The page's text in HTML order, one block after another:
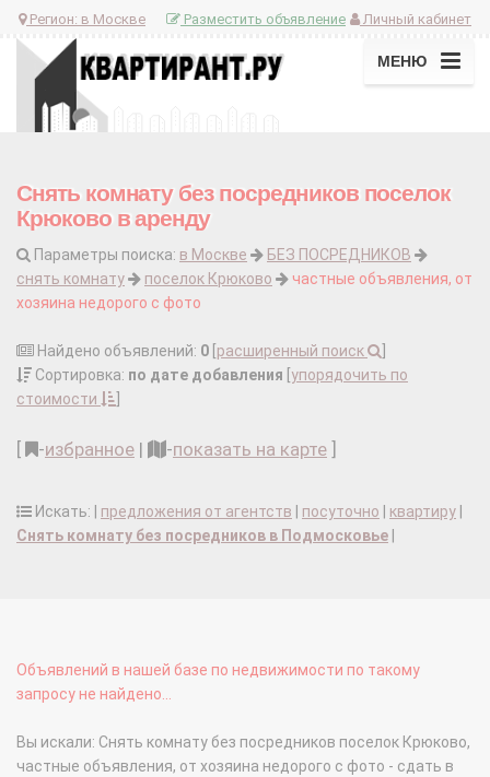
Регион: в Москве Личный кабинет
Разместить объявление
МЕНЮ
Снять комнату без посредников поселок
Крюково в аренду
Параметры поиска: в Москве
БЕЗ ПОСРЕДНИКОВ
снять комнату
поселок Крюково
частные объявления, от
хозяина недорого с фото
Найдено объявлений: 0 расширенный поиск
Сортировка: по дате добавления упорядочить по
стоимости
-избранное | -показать на карте
Искать: | предложения от агентств посуточно квартиру
Снять комнату без посредников в Подмосковье
Объявлений в нашей базе по недвижимости по такому
запросу не найдено...
Вы искали: Снять комнату без посредников поселок Крюково,
частные объявления, от хозяина недорого с фото - сдать в